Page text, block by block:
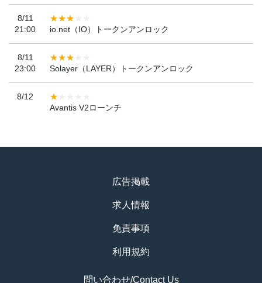
8/11
21:00
io.net（IO）トークンアンロック
8/11
23:00
Solayer（LAYER）トークンアンロック
8/12
Avantis V2ローンチ
広告掲載
求人情報
免責事項
利用規約
問い合わせ/Contact Us